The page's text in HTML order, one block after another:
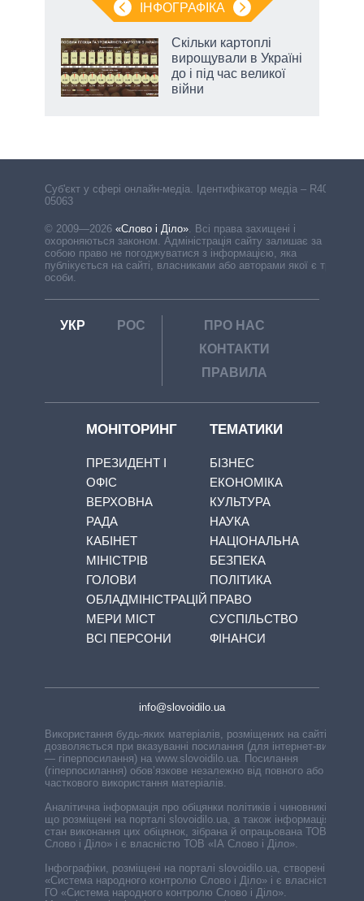
ІНФОГРАФІКА
Скільки картоплі
вирощували в Україні
до і під час великої
війни
Cуб'єкт у сфері онлайн-медіа. Ідентифікатор медіа – R40-
05063
© 2009—2026 «Слово і Діло». Всі права захищені і
охороняються законом. Адміністрація сайту залишає за
собою право не погоджуватися з інформацією, яка
публікується на сайті, власниками або авторами якої є треті
особи.
УКР РОС
ПРО НАС
КОНТАКТИ
ПРАВИЛА
МОНІТОРИНГ
ПРЕЗИДЕНТ І
ОФІС
ВЕРХОВНА
РАДА
КАБІНЕТ
МІНІСТРІВ
ГОЛОВИ
ОБЛАДМІНІСТРАЦІЙ
МЕРИ МІСТ
ВСІ ПЕРСОНИ
ТЕМАТИКИ
БІЗНЕС
ЕКОНОМІКА
КУЛЬТУРА
НАУКА
НАЦІОНАЛЬНА
БЕЗПЕКА
ПОЛІТИКА
ПРАВО
СУСПІЛЬСТВО
ФІНАНСИ
info@slovoidilo.ua
Використання будь-яких матеріалів, розміщених на сайті,
дозволяється при вказуванні посилання (для інтернет-видань
— гіперпосилання) на www.slovoidilo.ua. Посилання
(гіперпосилання) обов’язкове незалежно від повного або
часткового використання матеріалів.
Аналітична інформація про обіцянки політиків і чиновників,
що розміщені на порталі slovoidilo.ua, а також інформація про
стан виконання цих обіцянок, зібрана й опрацьована ТОВ «ІА
Слово і Діло» і є власністю ТОВ «ІА Слово і Діло».
Інфографіки, розміщені на порталі slovoidilo.ua, створені ГО
«Система народного контролю Слово і Діло» і є власністю
ГО «Система народного контролю Слово і Діло».